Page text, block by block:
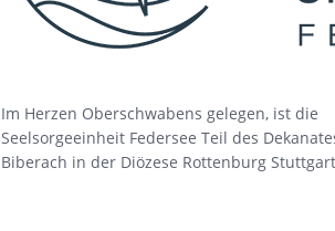
Im Herzen Oberschwabens gelegen, ist die
Seelsorgeeinheit Federsee Teil des
Biberach in der Diözese Rottenburg